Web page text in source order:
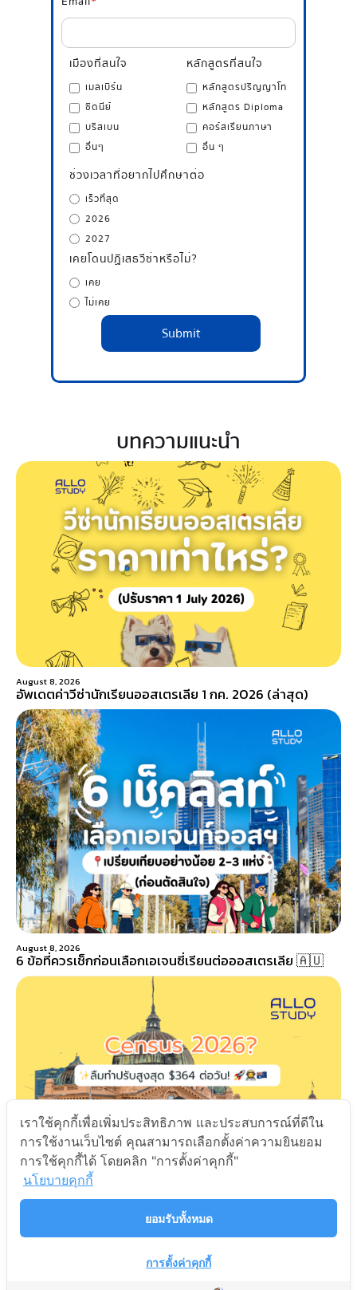
เมืองที่สนใจ
เมลเบิร์น
ซิดนีย์
บริสเบน
อื่นๆ
หลักสูตรที่สนใจ
หลักสูตรปริญญาโท
หลักสูตร Diploma
คอร์สเรียนภาษา
อื่น ๆ
ช่วงเวลาที่อยากไปศึกษาต่อ
เร็วที่สุด
2026
2027
เคยโดนปฏิเสธวีซ่าหรือไม่?
เคย
ไม่เคย
บทความแนะนำ
August 8, 2026
อัพเดตค่าวีซ่านักเรียนออสเตรเลีย 1 กค. 2026 (ล่าสุด)
August 8, 2026
6 ข้อที่ควรเช็กก่อนเลือกเอเจนซี่เรียนต่อออสเตรเลีย 🇦🇺
สรุป Census 2026 คืออะไร รีบทำก่อนโดนปรับ! 🇦🇺
Next
เราใช้คุกกี้เพื่อเพิ่มประสิทธิภาพ และประสบการณ์ที่ดีใน
การใช้งานเว็บไซต์ คุณสามารถเลือกตั้งค่าความยินยอม
การใช้คุกกี้ได้ โดยคลิก "การตั้งค่าคุกกี้"
นโยบายคุกกี้
ยอมรับทั้งหมด
การตั้งค่าคุกกี้